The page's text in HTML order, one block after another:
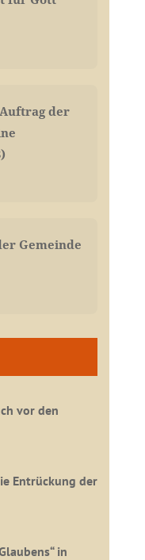
der
Gemeinde
vor den
Entrückung der
in